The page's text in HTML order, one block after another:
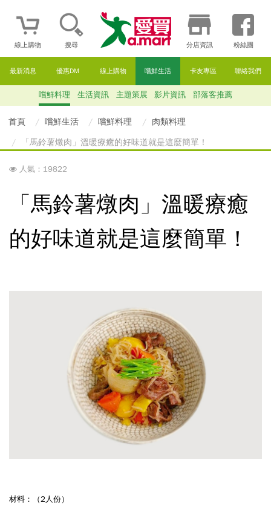
線上購物 搜尋 分店資訊 粉絲團
最新消息 優惠DM 線上購物 嚐鮮生活 卡友專區 聯絡我們
嚐鮮料理 生活資訊 主題策展 影片資訊 部落客推薦
首頁 嚐鮮生活 嚐鮮料理
肉類料理
「馬鈴薯燉肉」溫暖療癒的好味道就是這麼簡單！
人氣：19822
「馬鈴薯燉肉」溫暖療癒
的好味道就是這麼簡單！
材料：（2人份）